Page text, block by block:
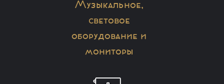
Музыкальное,
световое
оборудование и
мониторы